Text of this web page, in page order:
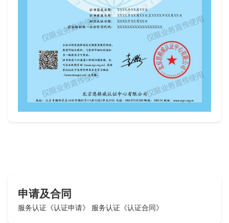
申请及合同
服务认证《认证申请》 服务认证《认证合同》